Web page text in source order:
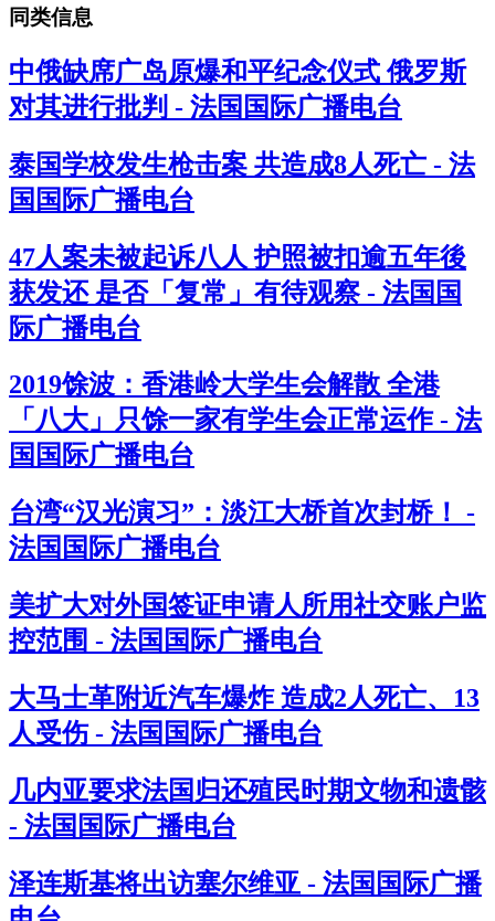
同类信息
中俄缺席广岛原爆和平纪念仪式 俄罗斯
对其进行批判 - 法国国际广播电台
泰国学校发生枪击案 共造成8人死亡 - 法
国国际广播电台
47人案未被起诉八人 护照被扣逾五年後
获发还 是否「复常」有待观察 - 法国国
际广播电台
2019馀波：香港岭大学生会解散 全港
「八大」只馀一家有学生会正常运作 - 法
国国际广播电台
台湾“汉光演习”：淡江大桥首次封桥！ -
法国国际广播电台
美扩大对外国签证申请人所用社交账户监
控范围 - 法国国际广播电台
大马士革附近汽车爆炸 造成2人死亡、13
人受伤 - 法国国际广播电台
几内亚要求法国归还殖民时期文物和遗骸
- 法国国际广播电台
泽连斯基将出访塞尔维亚 - 法国国际广播